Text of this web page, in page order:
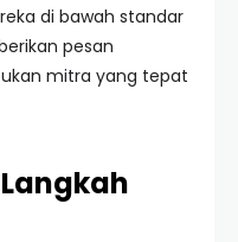
di bawah standar
pesan
mitra yang tepat